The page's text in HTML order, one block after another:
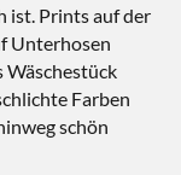
ist. Prints auf der
Unterhosen
Wäschestück
Farben
schön